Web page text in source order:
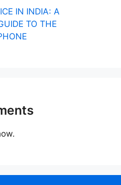
IN INDIA: A
TO THE